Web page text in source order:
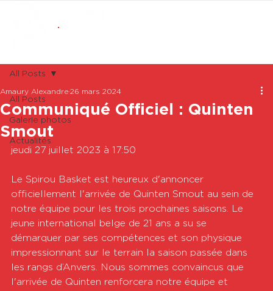
All Posts
Galerie photos
Actualités
All Posts
Communiqué Officiel : Quinten
Smout
Amaury Alexandre 26 mars 2024
jeudi 27 juillet 2023 à 17:50
Le Spirou Basket est heureux d'annoncer
officiellement l'arrivée de Quinten Smout au sein de
notre équipe pour les trois prochaines saisons. Le
jeune international belge de 21 ans a su se
démarquer par ses compétences et son physique
impressionnant sur le terrain la saison passée dans
les rangs d’Anvers. Nous sommes convaincus que
l'arrivée de Quinten renforcera notre équipe et